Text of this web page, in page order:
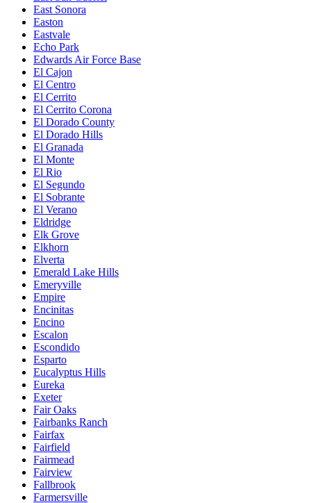
East Sonora
Easton
Eastvale
Echo Park
Edwards Air Force Base
El Cajon
El Centro
El Cerrito
El Cerrito Corona
El Dorado County
El Dorado Hills
El Granada
El Monte
El Rio
El Segundo
El Sobrante
El Verano
Eldridge
Elk Grove
Elkhorn
Elverta
Emerald Lake Hills
Emeryville
Empire
Encinitas
Encino
Escalon
Escondido
Esparto
Eucalyptus Hills
Eureka
Exeter
Fair Oaks
Fairbanks Ranch
Fairfax
Fairfield
Fairmead
Fairview
Fallbrook
Farmersville